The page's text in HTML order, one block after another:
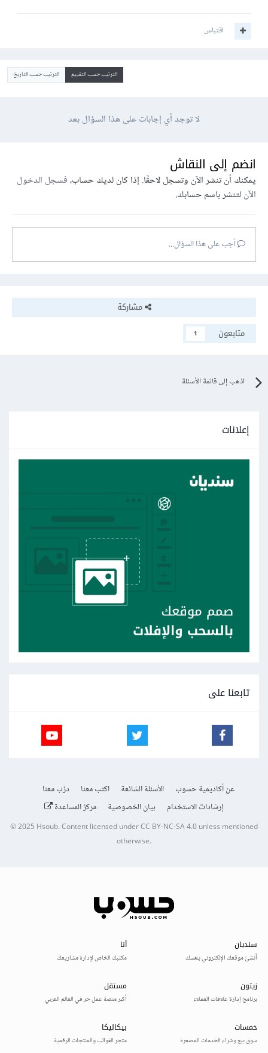
اقتباس
الترتيب حسب التقييم الترتيب حسب التاريخ
لا توجد أي إجابات على هذا السؤال بعد
انضم إلى النقاش
يمكنك أن تنشر الآن وتسجل لاحقًا. إذا كان لديك حساب،فسجل الدخول
الآنلتنشر باسم حسابك.
أجب على هذا السؤال...
مشاركة
متابعون
1
اذهب إلى قائمة الأسئلة
إعلانات
تابعنا على
عن أكاديمية حسوب الأسئلة الشائعة اكتب معنا
درّب معنا
إرشادات الاستخدام
بيان الخصوصية مركز المساعدة
© 2025Hsoub.Content licensed underCC BY-NC-SA 4.0unless mentioned
otherwise.